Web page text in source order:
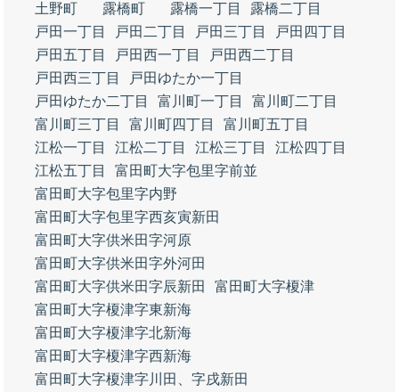
土野町
露橋町 露橋一丁目
露橋二丁目
戸田一丁目
戸田二丁目 戸田三丁目
戸田四丁目
戸田五丁目
戸田西一丁目
戸田西二丁目
戸田西三丁目
戸田ゆたか一丁目
戸田ゆたか二丁目
富川町一丁目
富川町二丁目
富川町三丁目
富川町四丁目
富川町五丁目
江松一丁目
江松二丁目 江松三丁目
江松四丁目
江松五丁目
富田町大字包里字前並
富田町大字包里字内野
富田町大字包里字西亥寅新田
富田町大字供米田字河原
富田町大字供米田字外河田
富田町大字供米田字辰新田
富田町大字榎津
富田町大字榎津字東新海
富田町大字榎津字北新海
富田町大字榎津字西新海
富田町大字榎津字川田、字戌新田